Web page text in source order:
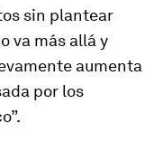
sin plantear
va más allá y
aumenta
por los